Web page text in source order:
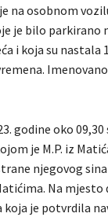
na osobnom
je bilo parkirano
i koja su nastala
godine oko
je M.P. iz
njegovog sina
Na mjesto
je potvrdila